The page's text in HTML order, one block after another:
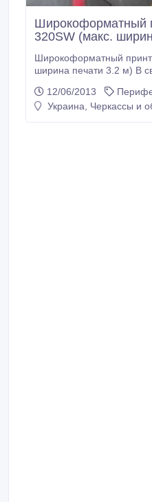
Широкоформатный
320SW (макс.
Широкоформатный
ширина печати 3.2 м) В связи с реконструкцией
Flora LJ 320SW (ширина
разрешение 600 х 600 dpi, скорость печати
12/06/2013
Украина, Черкассы и